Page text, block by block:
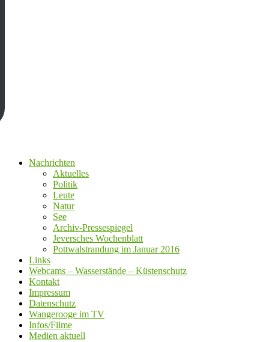
Nachrichten
Aktuelles
Politik
Leute
Natur
See
Archiv-Pressespiegel
Jeversches Wochenblatt
Pottwalstrandung im Januar 2016
Links
Webcams – Wasserstände – Küstenschutz
Kontakt
Impressum
Datenschutz
Wangerooge im TV
Infos/Filme
Medien aktuell